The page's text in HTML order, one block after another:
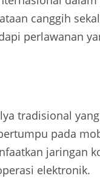
canggih
perlawanan
tradisional
pada
jaringan
elektronik.